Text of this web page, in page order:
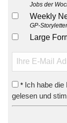
Jobs der
Weekly
GP-Storyletter
Large
* Ich habe die
gelesen und